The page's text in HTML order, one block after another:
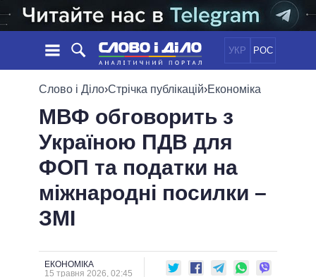
УКР РОС
НОВИНИ
СТРІЧКА
ПОДІЇ
СТАТТІ
ДУМКИ
ОГЛЯДИ
ДАЙДЖЕСТИ
ПОЛІТИКА
ЕКОНОМІКА
СУСПІЛЬСТВО
ОБIЦЯНКИ
ПОЛIТИКИ
УСІ ПОЛІТИКИ
ПРЕЗИДЕНТ І ОФІС
ВЕРХОВНА РАДА
ГОЛОВИ ОБЛАДМІНІСТРАЦІЙ
ІНФОГРАФІКА
Слово і Діло›Стрічка публікацій›Економіка
МВФ обговорить з
Україною ПДВ для
ФОП та податки на
міжнародні посилки –
ЗМІ
ЕКОНОМІКА
15 травня 2026, 02:45